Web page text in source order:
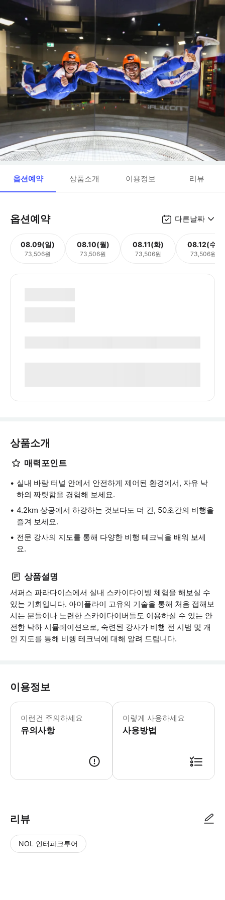
옵션예약 상품소개 이용정보 리뷰
옵션예약 다른날짜
08.09(일)
73,506원
08.10(월)
73,506원
08.11(화)
73,506원
08.12(수)
73,506원
상품소개
매력포인트
실내 바람 터널 안에서 안전하게 제어된 환경에서, 자유 낙
하의 짜릿함을 경험해 보세요.
4.2km 상공에서 하강하는 것보다도 더 긴, 50초간의 비행을
즐겨 보세요.
전문 강사의 지도를 통해 다양한 비행 테크닉을 배워 보세
요.
상품설명
서퍼스 파라다이스에서 실내 스카이다이빙 체험을 해보실 수
있는 기회입니다. 아이플라이 고유의 기술을 통해 처음 접해보
시는 분들이나 노련한 스카이다이버들도 이용하실 수 있는 안
전한 낙하 시뮬레이션으로, 숙련된 강사가 비행 전 시범 및 개
인 지도를 통해 비행 테크닉에 대해 알려 드립니다.
이용정보
이런건 주의하세요
유의사항
어린이 규정: -3세 미만의 어린이들은
이렇게 사용하세요
사용방법
리뷰
NOL 인터파크투어